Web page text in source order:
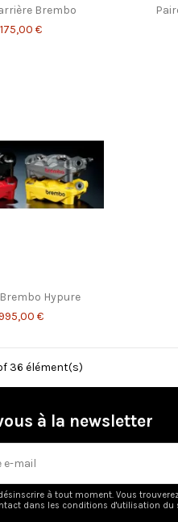
Brembo
175,00 €
Hypure
€
36 élément(s)
à la newsletter
à tout moment. Vous
dans les conditions d'utilisation du